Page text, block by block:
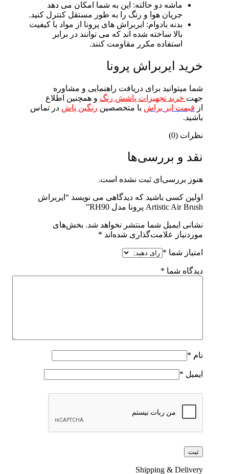
ماشه دو حالته: این به شما امکان می دهد
جریان هوا و رنگ را به طور مستقل کنترل کنید.
بدنه بادوام: ایربراش های پرونا از مواد با کیفیت
بالا ساخته شده اند که می توانند در برابر
استفاده مکرر مقاومت کنند.
خرید ایربراش پرونا
شما میتوانید برای دریافت راهنمایی و مشاوره
جهت خرید تجهیزات پاشش رنگ و همچنین اطلاع
از قیمت ایر براش با متخصصین رنگین پاش در تماس
باشید.
نظرات (0)
نقد و بررسی‌ها
هنوز بررسی‌ای ثبت نشده است.
اولین کسی باشید که دیدگاهی می نویسد “ایربراش
Artistic Air Brush پرونا مدل RH90”
نشانی ایمیل شما منتشر نخواهد شد. بخش‌های
موردنیاز علامت‌گذاری شده‌اند *
امتیاز شما *
دیدگاه شما *
نام *
ایمیل *
Shipping & Delivery